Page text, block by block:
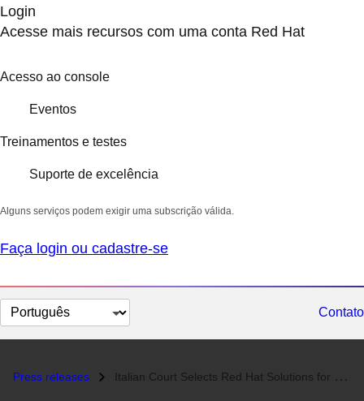
Login
Acesse mais recursos com uma conta Red Hat
Acesso ao console
Eventos
Treinamentos e testes
Suporte de excelência
Alguns serviços podem exigir uma subscrição válida.
Faça login ou cadastre-se
Selecionar
idioma
Contato
Press releases Italian Court Selects Red Hat Solutions for Core IT Applications...